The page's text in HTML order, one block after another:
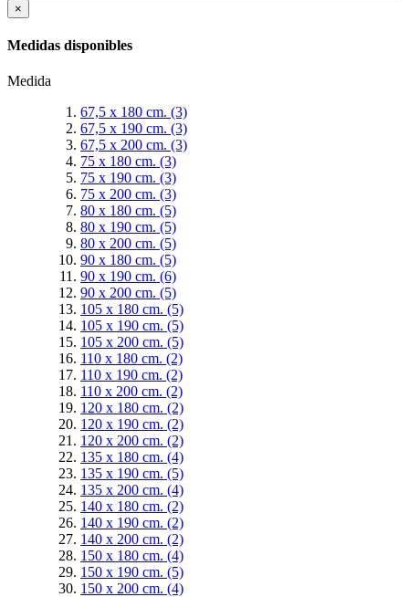
×
Medidas disponibles
Medida
67,5 x 180 cm. (3)
67,5 x 190 cm. (3)
67,5 x 200 cm. (3)
75 x 180 cm. (3)
75 x 190 cm. (3)
75 x 200 cm. (3)
80 x 180 cm. (5)
80 x 190 cm. (5)
80 x 200 cm. (5)
90 x 180 cm. (5)
90 x 190 cm. (6)
90 x 200 cm. (5)
105 x 180 cm. (5)
105 x 190 cm. (5)
105 x 200 cm. (5)
110 x 180 cm. (2)
110 x 190 cm. (2)
110 x 200 cm. (2)
120 x 180 cm. (2)
120 x 190 cm. (2)
120 x 200 cm. (2)
135 x 180 cm. (4)
135 x 190 cm. (5)
135 x 200 cm. (4)
140 x 180 cm. (2)
140 x 190 cm. (2)
140 x 200 cm. (2)
150 x 180 cm. (4)
150 x 190 cm. (5)
150 x 200 cm. (4)